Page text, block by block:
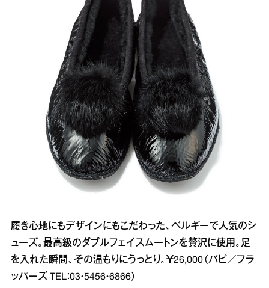
履き心地にもデザインにもこだわった、ベルギーで人気のシ
ューズ。最高級のダブルフェイスムートンを贅沢に使用。足
を入れた瞬間、その温もりにうっとり。￥26,000（バビ／フラ
ッパーズ TEL：03・5456・6866）